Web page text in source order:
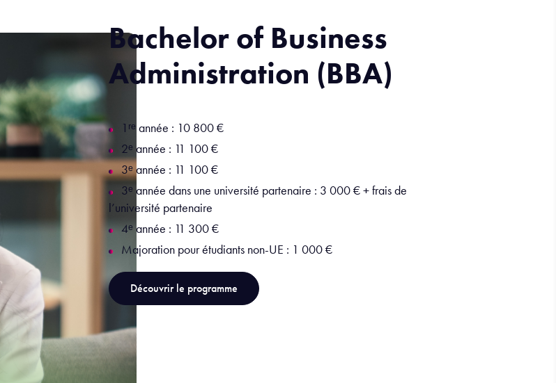
Bachelor of Business
Administration (BBA)
1ʳᵉ année : 10 800 €
2ᵉ année : 11 100 €
3ᵉ année : 11 100 €
3ᵉ année dans une université partenaire : 3 000 € + frais de
l’université partenaire
4ᵉ année : 11 300 €
Majoration pour étudiants non-UE : 1 000 €
Découvrir le programme